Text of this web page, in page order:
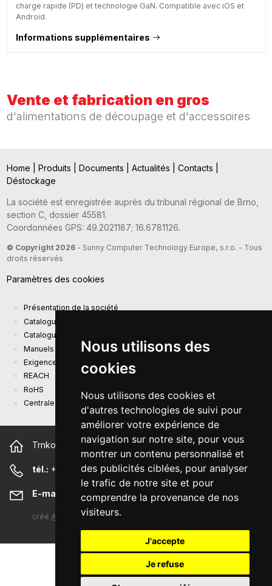
Nous utilisons des
cookies
Nous utilisons des cookies et
d'autres technologies de suivi pour
améliorer votre expérience de
navigation sur notre site, pour vous
montrer un contenu personnalisé et
des publicités ciblées, pour analyser
le trafic de notre site et pour
comprendre la provenance de nos
visiteurs.
J'accepte
Je refuse
charge rapide (PD) et technologie GaN. Compatible avec iOS et
Android.
Informations supplémentaires
Vente et fabrication en gros
d'alimentations de découpage et d'accessoires
Home Produits Documents Actualités Contacts
Déstockage
La société est enregistrée auprès du tribunal régional de Brno,
section C, dossier 45581.
Coordonnées GPS: 49.2021187; 16.6781126.
© Copyright 2026- Sunny Computer Technology Europe, s.r.o. - Tous
droits réservés
Paramètres des cookies
Présentation de la société
Catalogue actuel des produits
Catalogue de présentation
Manuels
Exigences d'écoconception (EU) 2019/1782
REACH
RoHS
Centrale photovoltaïque
Trnkova 2881/156, 628 00 Brno République tchèque
tél.: +420 544 500 327
E-mail: sunny@sunny-euro.com
crééA-WebSys spol. s r.o.